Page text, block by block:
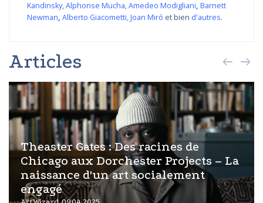
Kandinsky,Alphonse Mucha,Amedeo Modigliani, Barnett
Newman, Alberto Giacometti,Joan Miró et bien d'autres.
Articles
Theaster Gates : Des racines de
Chicago aux Dorchester Projects – La
naissance d'un art socialement
engagé